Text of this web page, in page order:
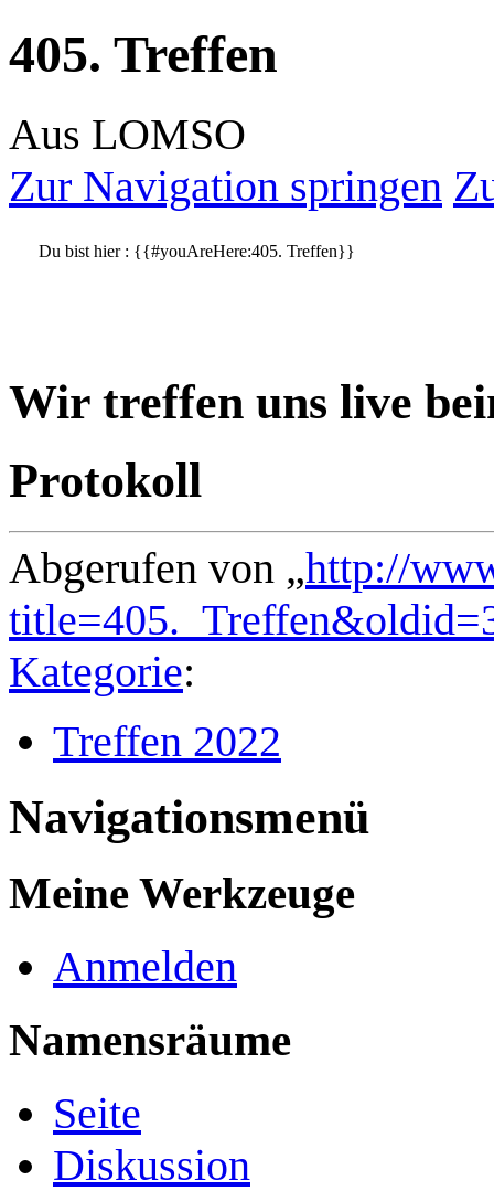
405. Treffen
Aus LOMSO
Zur Navigation springen
Du bist hier : {{#youAreHere:405. Treffen}}
Wir treffen uns live
Protokoll
Abgerufen von „http://
Kategorie:
Treffen 2022
Navigationsmenü
Meine Werkzeuge
Anmelden
Namensräume
Seite
Diskussion